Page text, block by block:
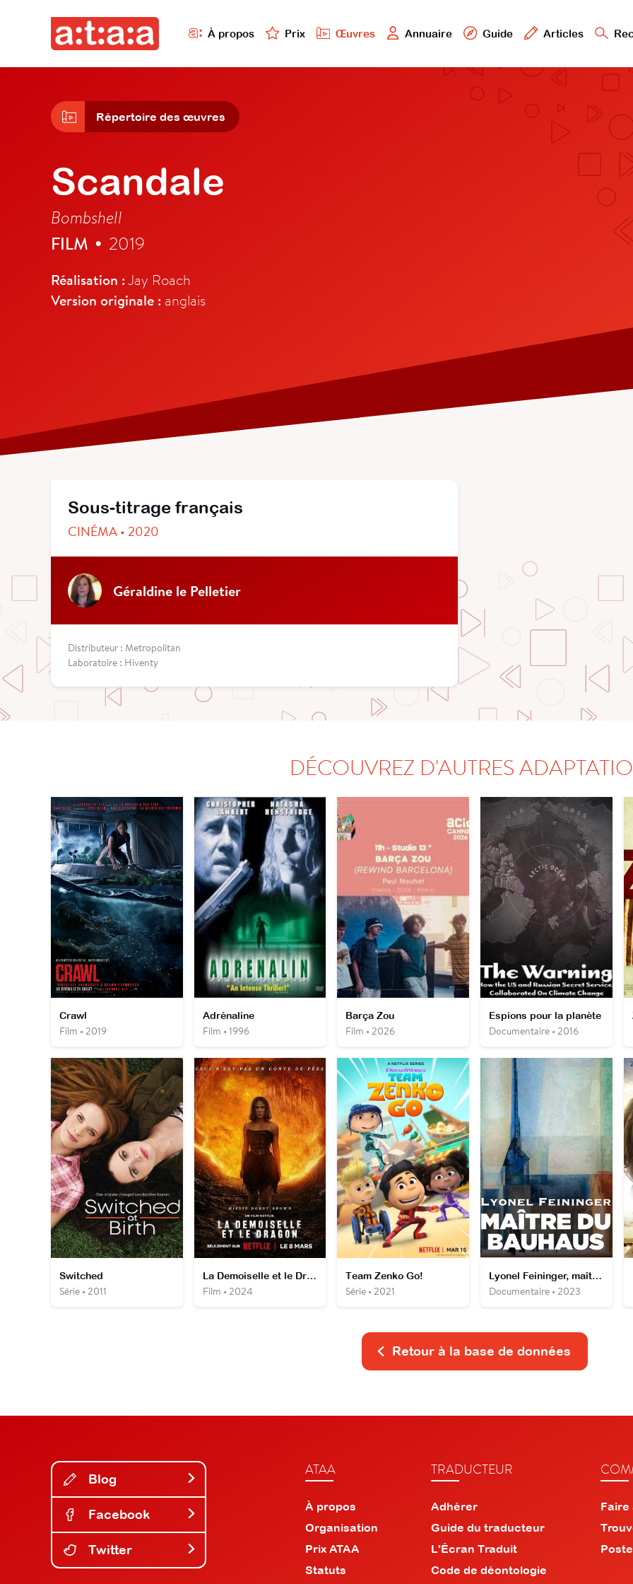
À propos Prix Œuvres Annuaire Guide Articles
Répertoire des œuvres
Scandale
Bombshell
FILM • 2019
Réalisation :Jay Roach
Version originale : anglais
Sous-titrage français
CINÉMA • 2020
Géraldine le Pelletier
Distributeur : Metropolitan
Laboratoire : Hiventy
DÉCOUVREZ D'AUTRES
Crawl
Film • 2019
Adrénaline
Film • 1996
Barça Zou
Film • 2026
Espions pour la planète
Documentaire • 2016
Switched
Série • 2011
La Demoiselle et le Dragon
Film • 2024
Team Zenko Go!
Série • 2021
Lyonel Feininger, maître du Bauhaus
Documentaire • 2023
Retour à la base de données
Blog
Facebook
Twitter
ATAA
À propos
Organisation
Prix ATAA
Statuts
TRADUCTEUR
Adhérer
Guide du traducteur
L'Écran Traduit
Code de déontologie